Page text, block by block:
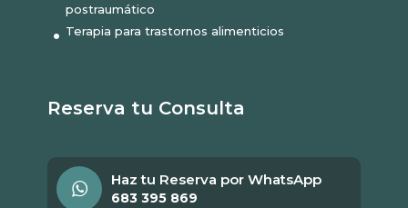
postraumático
Terapia para trastornos alimenticios
Reserva tu Consulta
Haz tu Reserva por WhatsApp
683 395 869